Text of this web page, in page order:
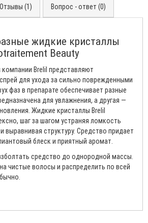
Отзывы (1) Вопрос - ответ (0)
жидкие кристаллы
Beauty
Brelil представляют
для ухода за сильно поврежденными
фаз в препарате обеспечивает разные
для увлажнения, а другая —
Жидкие кристаллы Brelil
шаг за шагом устраняя ломкость
выравнивая структуру. Средство придает
блеск и приятный аромат.
средство до однородной массы.
чистые волосы и распределить по всей